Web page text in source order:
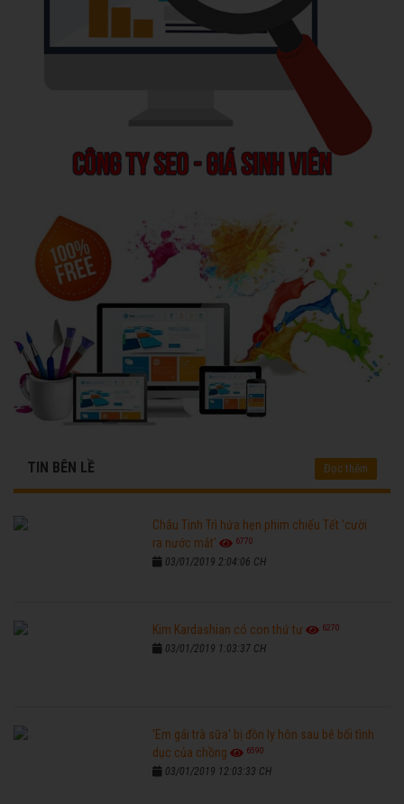
TIN BÊN LỀ Đọc thêm
Châu Tinh Trì hứa hẹn phim chiếu Tết 'cười
ra nước mắt'
6770
03/01/2019 2:04:06 CH
Kim Kardashian có con thứ tư 6270
03/01/2019 1:03:37 CH
'Em gái trà sữa' bị đồn ly hôn sau bê bối tình
dục của chồng
6590
03/01/2019 12:03:33 CH